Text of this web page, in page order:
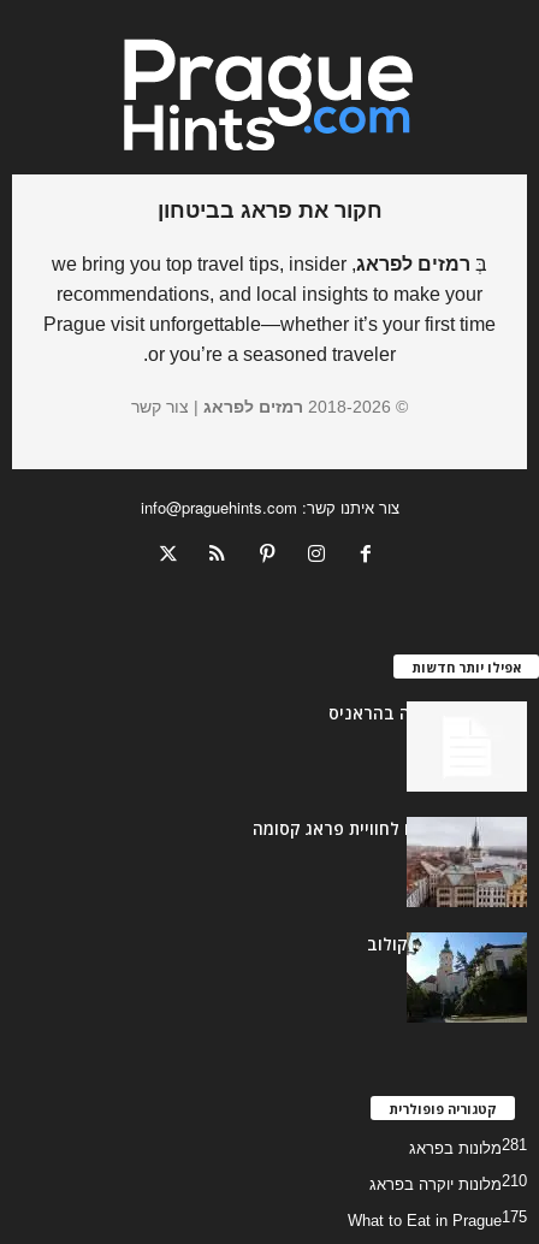
חקור את פראג בביטחון
בְּ רמזים לפראג , we bring you top travel tips, insider
recommendations, and local insights to make your
Prague visit unforgettable—whether it’s your first time
or you’re a seasoned traveler.
© 2018-
2026 רמזים לפראג | צור קשר
צור איתנו קשר: info@praguehints.com
אפילו יותר חדשות
בית הכנסת גלריה בהראניס
מסלול של 3 ימים לחוויית פראג קסומה
מוזיאון אזורי במיקולוב
קטגוריה פופולרית
מלונות בפראג281
מלונות יוקרה בפראג210
What to Eat in Prague175